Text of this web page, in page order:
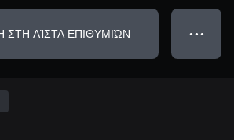
ΛΊΣΤΑ ΕΠΙΘΥΜΙΏΝ ● ● ●